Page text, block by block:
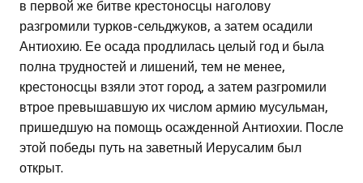
в первой же битве крестоносцы наголову
разгромили турков-сельджуков, а затем осадили
Антиохию. Ее осада продлилась целый год и была
полна трудностей и лишений, тем не менее,
крестоносцы взяли этот город, а затем разгромили
втрое превышавшую их числом армию мусульман,
пришедшую на помощь осажденной Антиохии. После
этой победы путь на заветный Иерусалим был
открыт.